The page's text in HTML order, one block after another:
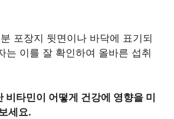
포장지 뒷면이나 바닥에 표기되
는 이를 잘 확인하여 올바른 섭취
비타민이 어떻게 건강에 영향을 미
세요.